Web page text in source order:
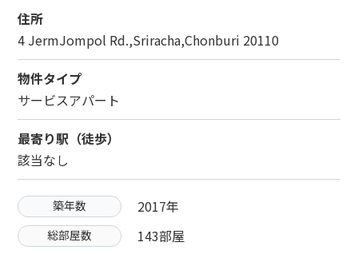
住所
4 JermJompol Rd.,Sriracha,Chonburi 20110
物件タイプ
サービスアパート
最寄り駅（徒歩）
該当なし
築年数 2017年
総部屋数 143部屋